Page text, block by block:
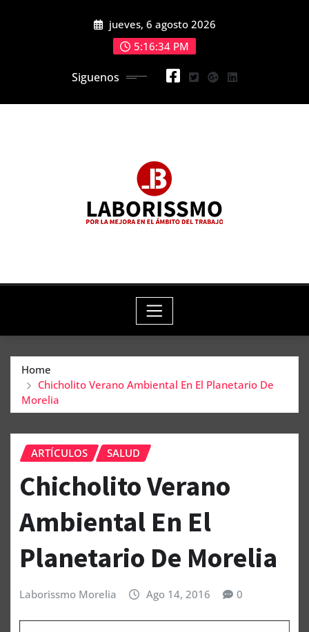
jueves, 6 agosto 2026
5:16:36 PM
Siguenos
Home
Chicholito Verano Ambiental En El Planetario De
Morelia
ARTÍCULOS SALUD
Chicholito Verano
Ambiental En El
Planetario De Morelia
Laborissmo Morelia Ago 14, 2016 0